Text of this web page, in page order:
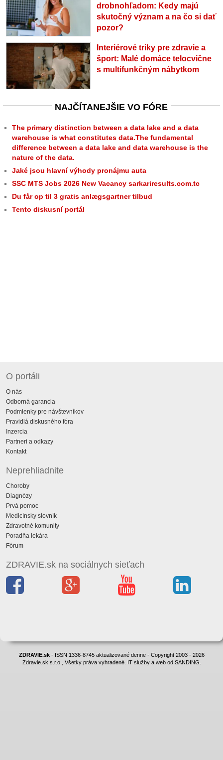
drobnohľadom: Kedy majú
skutočný význam a na čo si dať
pozor?
Interiérové triky pre zdravie a
šport: Malé domáce telocvične
s multifunkčným nábytkom
NAJČÍTANEJŠIE VO FÓRE
The primary distinction between a data lake and a data
warehouse is what constitutes data.The fundamental
difference between a data lake and data warehouse is the
nature of the data.
Jaké jsou hlavní výhody pronájmu auta
SSC MTS Jobs 2026 New Vacancy sarkariresults.com.tc
Du får op til 3 gratis anlægsgartner tilbud
Tento diskusní portál
O portáli
O nás
Odborná garancia
Podmienky pre návštevníkov
Pravidlá diskusného fóra
Inzercia
Partneri a odkazy
Kontakt
Neprehliadnite
Choroby
Diagnózy
Prvá pomoc
Medicínsky slovník
Zdravotné komunity
Poradňa lekára
Fórum
ZDRAVIE.sk na sociálnych sieťach
ZDRAVIE.sk- ISSN 1336-8745 aktualizované denne - Copyright 2003 - 2026
Zdravie.sk s.r.o., Všetky práva vyhradené. IT služby a web od SANDING.